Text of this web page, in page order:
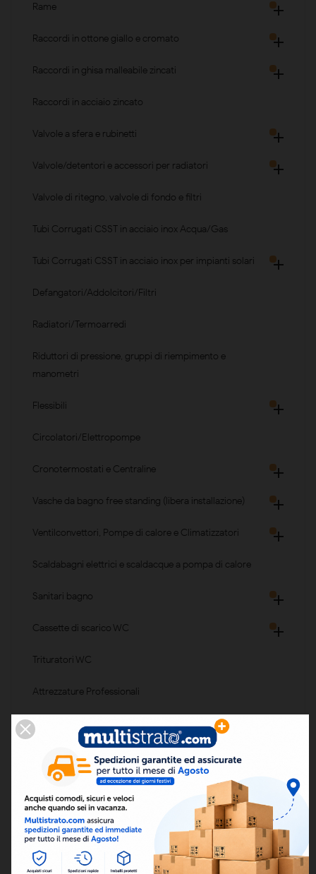
Rame 
Raccordi in ottone giallo e cromato 
Raccordi in ghisa malleabile zincati 
Raccordi in acciaio zincato
Valvole a sfera e rubinetti 
Valvole/detentori e accessori per radiatori 
Valvole di ritegno, valvole di fondo e filtri
Tubi Corrugati CSST in acciaio inox Acqua/Gas
Tubi Corrugati CSST in acciaio inox per impianti solari 
Defangatori/Addolcitori/Filtri
Radiatori/Termoarredi
Riduttori di pressione, gruppi di riempimento e
manometri
Flessibili 
Circolatori/Elettropompe
Cronotermostati e Centraline 
Vasche da bagno free standing (libera installazione) 
Ventilconvettori, Pompe di calore e Climatizzatori 
Scaldabagni elettrici e scaldacque a pompa di calore
Sanitari bagno 
Cassette di scarico WC 
Trituratori WC
Attrezzature Professionali
Elenco dei prodotti per
marca Deltacalor